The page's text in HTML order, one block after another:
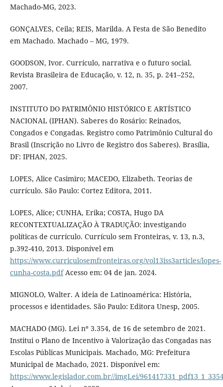
Machado-MG, 2023.
GONÇALVES, Ceila; REIS, Marilda. A Festa de São Benedito
em Machado. Machado – MG, 1979.
GOODSON, Ivor. Currículo, narrativa e o futuro social.
Revista Brasileira de Educação, v. 12, n. 35, p. 241–252,
2007.
INSTITUTO DO PATRIMÔNIO HISTÓRICO E ARTÍSTICO
NACIONAL (IPHAN). Saberes do Rosário: Reinados,
Congados e Congadas. Registro como Patrimônio Cultural do
Brasil (Inscrição no Livro de Registro dos Saberes). Brasília,
DF: IPHAN, 2025.
LOPES, Alice Casimiro; MACEDO, Elizabeth. Teorias de
currículo. São Paulo: Cortez Editora, 2011.
LOPES, Alice; CUNHA, Erika; COSTA, Hugo DA
RECONTEXTUALIZAÇÃO À TRADUÇÃO: investigando
políticas de currículo. Currículo sem Fronteiras, v. 13, n.3,
p.392-410, 2013. Disponível em
https://www.curriculosemfronteiras.org/vol13iss3articles/lopes-
cunha-costa.pdfAcesso em: 04 de jan. 2024.
MIGNOLO, Walter. A ideia de Latinoamérica: História,
processos e identidades. São Paulo: Editora Unesp, 2005.
MACHADO (MG). Lei nº 3.354, de 16 de setembro de 2021.
Institui o Plano de Incentivo à Valorização das Congadas nas
Escolas Públicas Municipais. Machado, MG: Prefeitura
Municipal de Machado, 2021. Disponível em:
https://www.legislador.com.br//imgLei/